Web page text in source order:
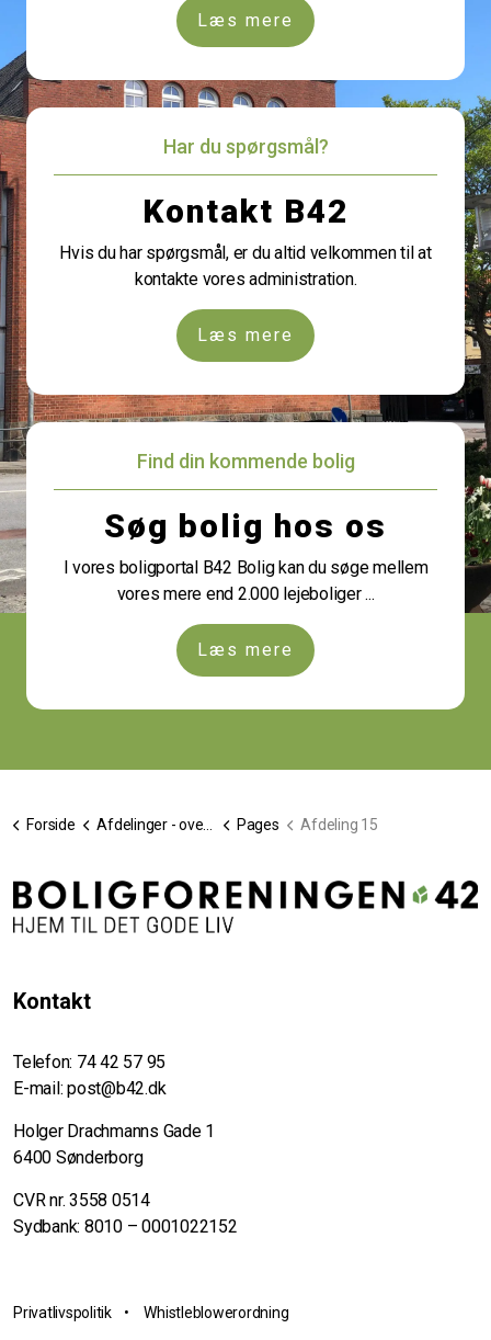
Læs mere
Har du spørgsmål?
Kontakt B42
Hvis du har spørgsmål, er du altid velkommen til at
kontakte vores administration.
Læs mere
Find din kommende bolig
Søg bolig hos os
I vores boligportal B42 Bolig kan du søge mellem
vores mere end 2.000 lejeboliger ...
Læs mere
Forside Afdelinger - oversigt Pages Afdeling 15
Kontakt
Telefon: 74 42 57 95
E-mail: post@b42.dk
Holger Drachmanns Gade 1
6400 Sønderborg
CVR nr. 3558 0514
Sydbank: 8010 – 0001022152
Privatlivspolitik•Whistleblowerordning